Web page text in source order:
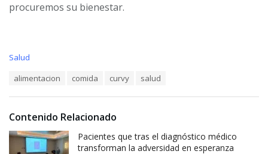
procuremos su bienestar.
C
r
i
Salud
:
alimentacion comida curvy salud
Contenido Relacionado
Pacientes que tras el diagnóstico médico
transforman la adversidad en esperanza